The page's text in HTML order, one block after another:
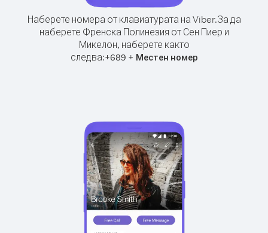
Наберете номера от клавиатурата на Viber.За да
наберете Френска Полинезия от Сен Пиер и
Микелон, наберете както
следва:+689 + Местен номер